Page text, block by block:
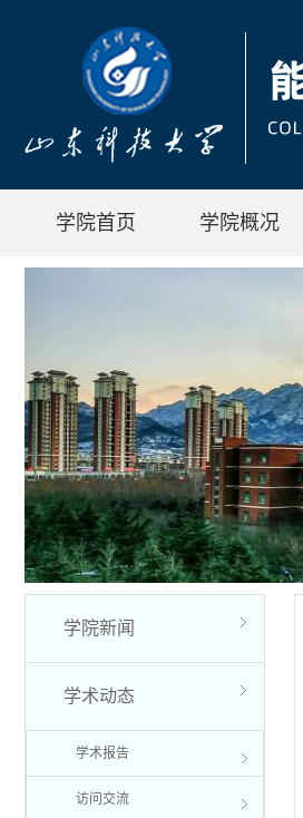
学院首页 学院概况
学院新闻
学术动态
学术报告
访问交流